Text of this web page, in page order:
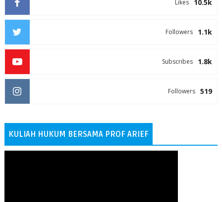
10.5k
Likes
1.1k
Followers
1.8k
Subscribes
519
Followers
KULIAH HUKUM BERSAMA PROF ARIEF